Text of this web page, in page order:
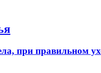
при правильном